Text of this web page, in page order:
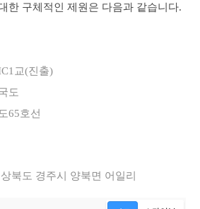
한 구체적인 제원은 다음과 같습니다.
교(진출)
도
65호선
북도 경주시 양북면 어일리